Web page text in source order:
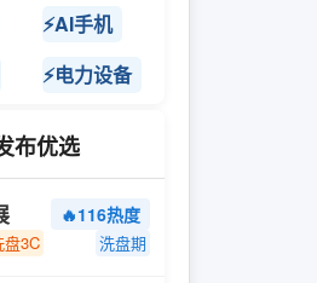
⚡AI手机
⚡电力设备
布优选
🔥116热度
盘3C 洗盘期